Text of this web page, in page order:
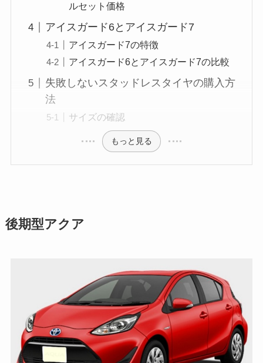
ルセット価格
アイスガード6とアイスガード7
アイスガード7の特徴
アイスガード6とアイスガード7の比較
失敗しないスタッドレスタイヤの購入方
法
サイズの確認
もっと見る
後期型アクア